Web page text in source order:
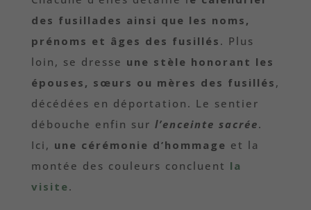
des fusillades ainsi que les noms,
prénoms et âges des fusillés . Plus
loin, se dresse une stèle honorant les
épouses, sœurs ou mères des fusillés ,
décédées en déportation. Le sentier
débouche enfin sur l’enceinte sacrée.
Ici, une cérémonie d’hommage et la
montée des couleurs concluent la
visite.